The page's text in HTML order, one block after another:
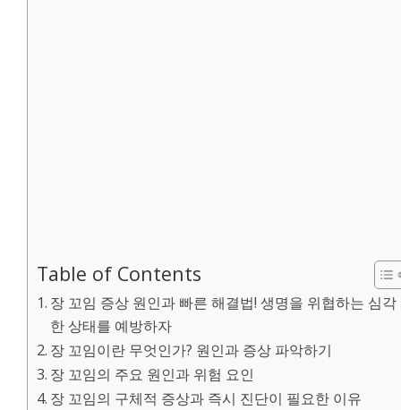
Table of Contents
장 꼬임 증상 원인과 빠른 해결법! 생명을 위협하는 심각
한 상태를 예방하자
장 꼬임이란 무엇인가? 원인과 증상 파악하기
장 꼬임의 주요 원인과 위험 요인
장 꼬임의 구체적 증상과 즉시 진단이 필요한 이유